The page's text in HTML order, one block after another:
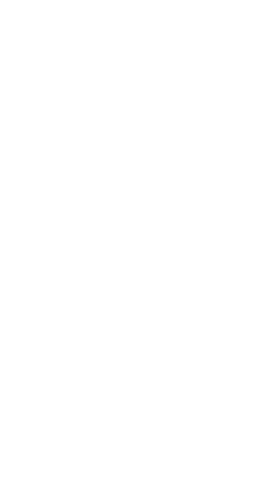
para os sistemas de saúde”
elegíveis para inibidores PD-(L)1